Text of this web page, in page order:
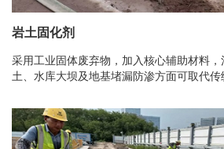
岩土固化剂
采用工业固体废弃物，加入核心辅助材料
土、水库大坝及地基堵漏防渗方面可取代传